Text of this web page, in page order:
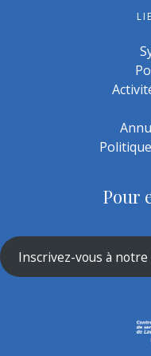
Pour
Inscrivez-vous à